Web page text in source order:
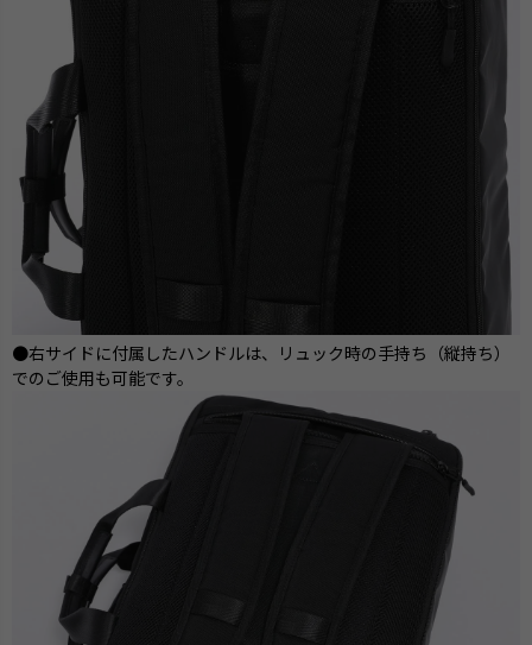
●右サイドに付属したハンドルは、リュック時の手持ち（縦持ち）
でのご使用も可能です。